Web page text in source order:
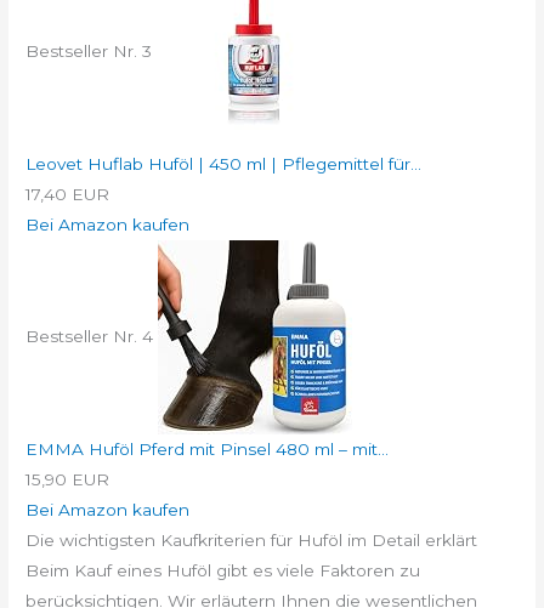
Bestseller Nr. 3
Leovet Huflab Huföl | 450 ml | Pflegemittel für...
17,40 EUR
Bei Amazon kaufen
Bestseller Nr. 4
EMMA Huföl Pferd mit Pinsel 480 ml – mit...
15,90 EUR
Bei Amazon kaufen
Die wichtigsten Kaufkriterien für Huföl im Detail erklärt
Beim Kauf eines Huföl gibt es viele Faktoren zu
berücksichtigen. Wir erläutern Ihnen die wesentlichen